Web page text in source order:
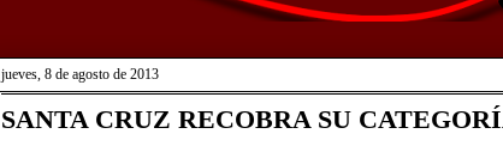
jueves, 8 de agosto de 2013
SANTA CRUZ RECOBRA SU